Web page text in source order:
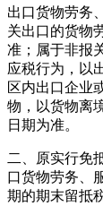
出口货物劳务
关出口的货物
准；属于非报
应税行为，以
区内出口企业
物，以货物离
日期为准。
二、原实行免
口货物劳务、
期的期末留抵